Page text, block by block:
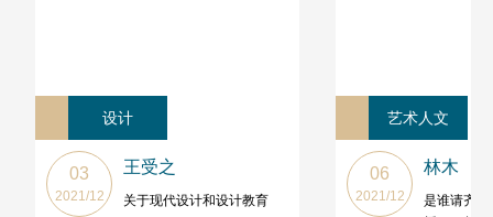
设计
03
2021/12
王受之
关于现代设计和设计教育
艺术人文
06
2021/12
林木
是谁请齐